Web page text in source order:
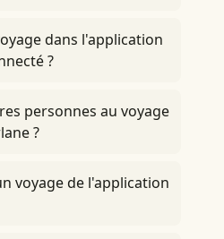
dans l'application
?
personnes au voyage
?
voyage de l'application